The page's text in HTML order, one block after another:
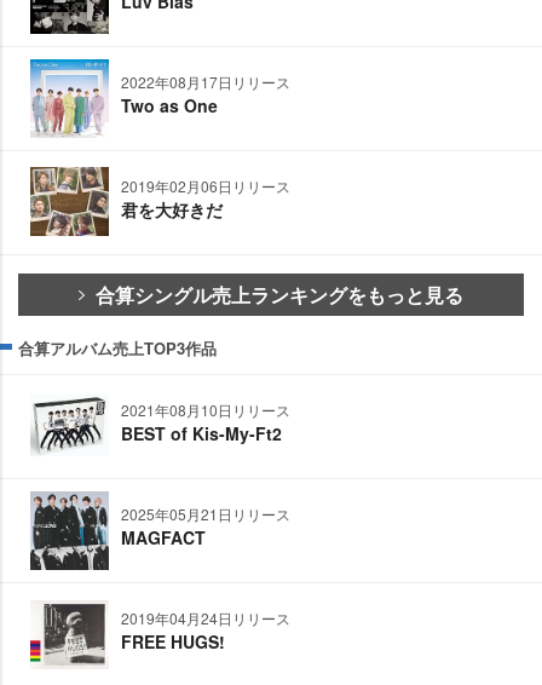
2022年08月17日リリース
Two as One
2019年02月06日リリース
君を大好きだ
合算シングル売上ランキングをもっと見る
合算アルバム売上TOP3作品
2021年08月10日リリース
BEST of Kis-My-Ft2
2025年05月21日リリース
MAGFACT
2019年04月24日リリース
FREE HUGS!